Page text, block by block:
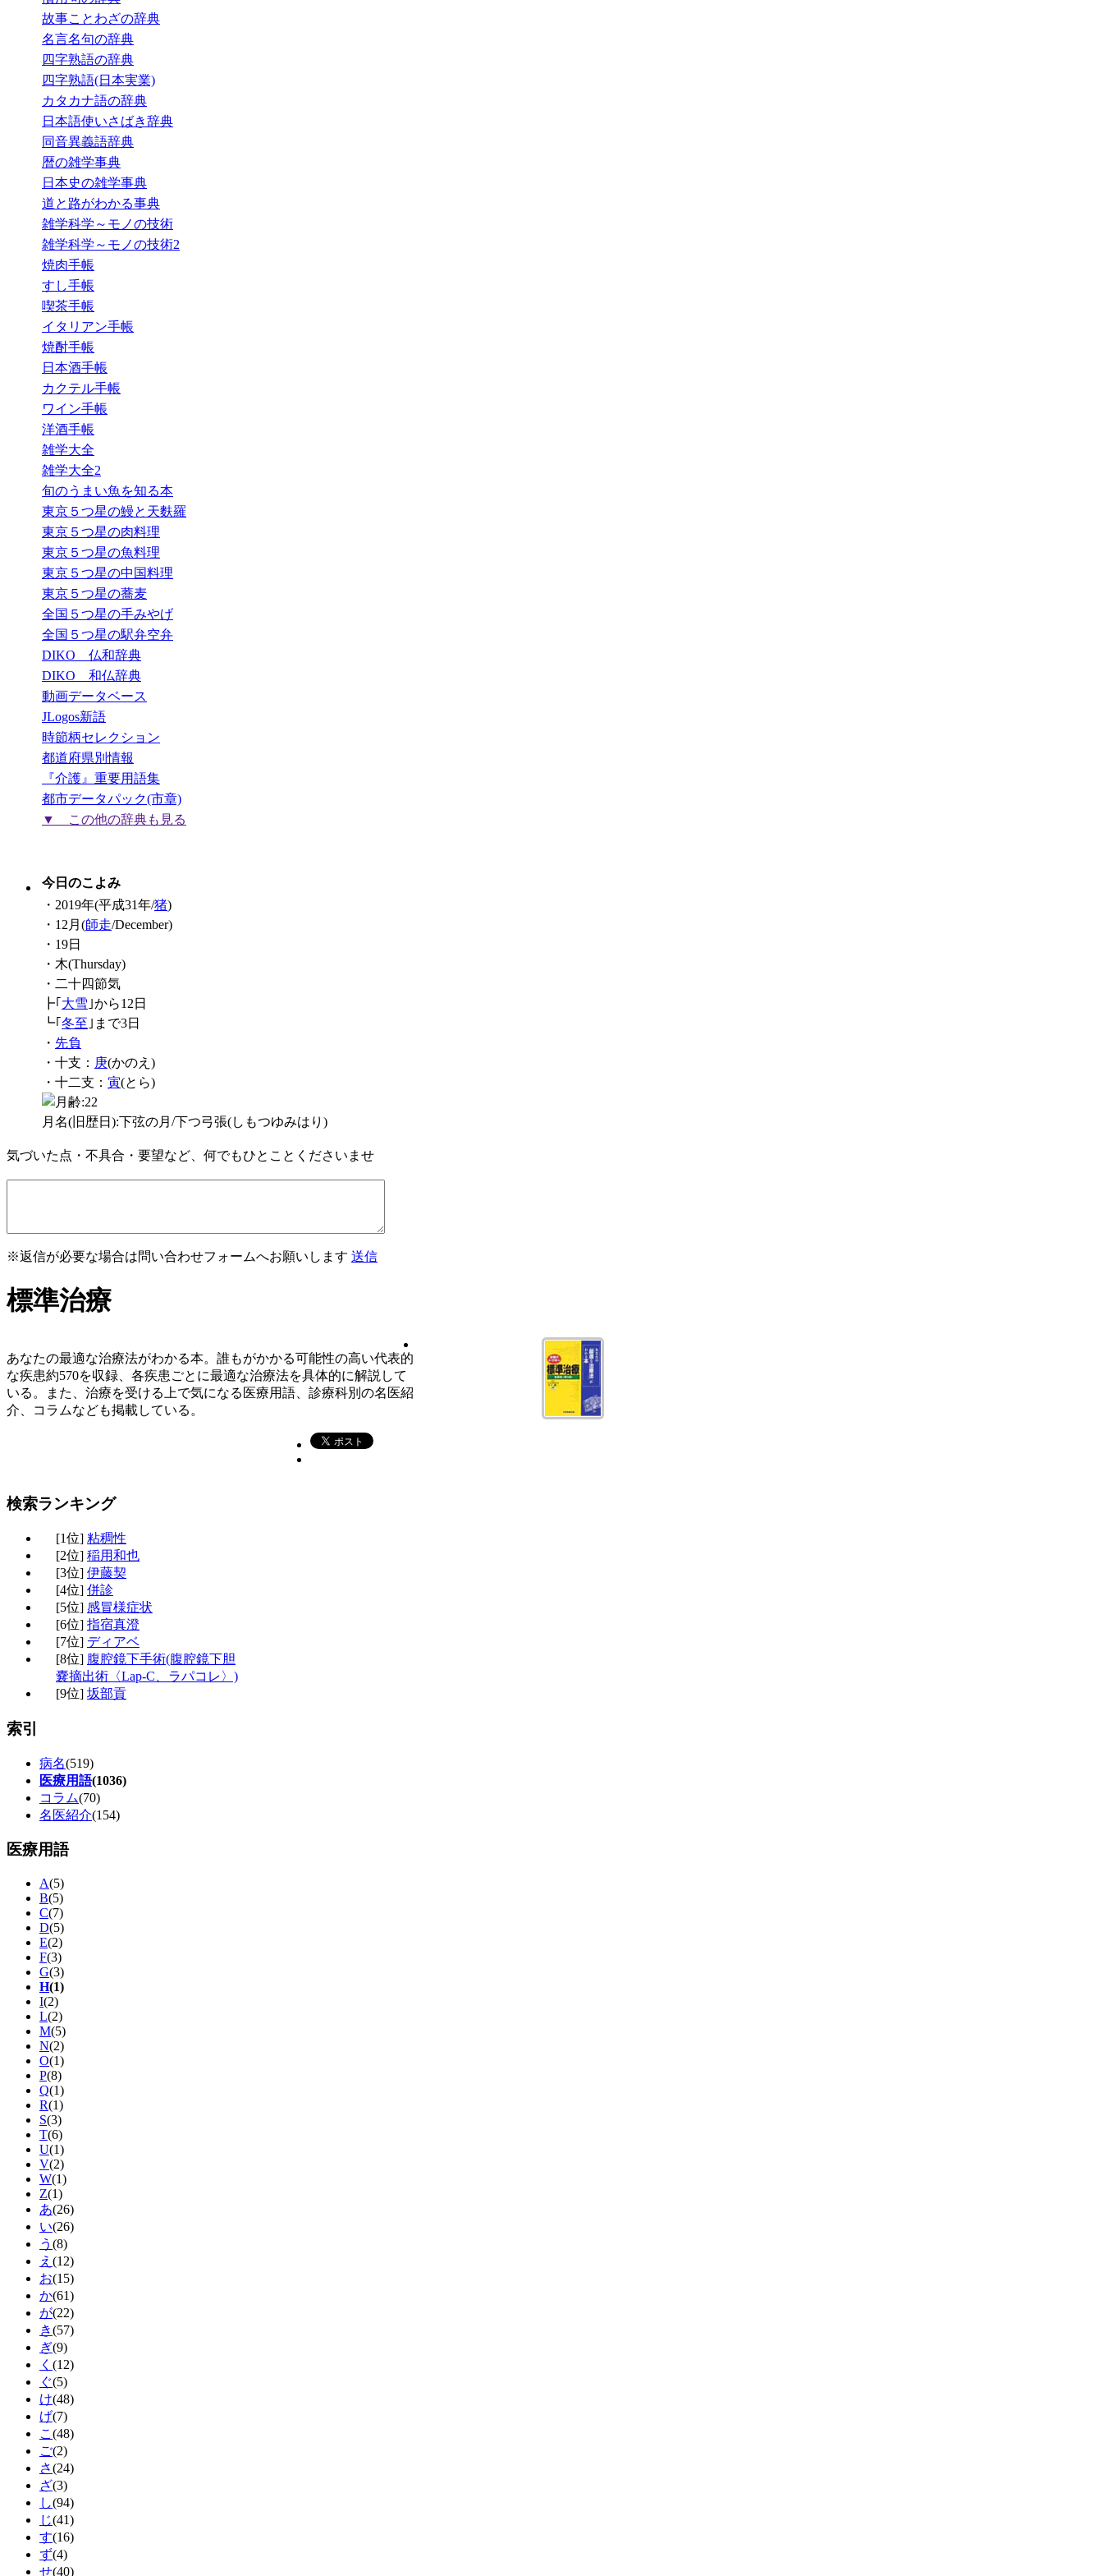
故事ことわざの辞典
名言名句の辞典
四字熟語の辞典
四字熟語(日本実業)
カタカナ語の辞典
日本語使いさばき辞典
同音異義語辞典
暦の雑学事典
日本史の雑学事典
道と路がわかる事典
雑学科学～モノの技術
雑学科学～モノの技術2
焼肉手帳
すし手帳
喫茶手帳
イタリアン手帳
焼酎手帳
日本酒手帳
カクテル手帳
ワイン手帳
洋酒手帳
雑学大全
雑学大全2
旬のうまい魚を知る本
東京５つ星の鰻と天麩羅
東京５つ星の肉料理
東京５つ星の魚料理
東京５つ星の中国料理
東京５つ星の蕎麦
全国５つ星の手みやげ
全国５つ星の駅弁空弁
DIKO 仏和辞典
DIKO 和仏辞典
動画データベース
JLogos新語
時節柄セレクション
都道府県別情報
『介護』重要用語集
都市データパック(市章)
▼ この他の辞典も見る
今日のこよみ
・2019年(平成31年/猪)
・12月(師走/December)
・19日
・木(Thursday)
・二十四節気
┣｢ 大雪 ｣から12日
┗｢ 冬至 ｣まで3日
・ 先負
・十支： 庚(かのえ)
・十二支： 寅(とら)
月名(旧歴日):下弦の月/下つ弓張(しもつゆみはり)
気づいた点・不具合・要望など、何でもひとことくださいませ
※返信が必要な場合は問い合わせフォームへお願いします 送信
標準治療
あなたの最適な治療法がわかる本。誰もがかかる可能性の高い代表的
な疾患約570を収録、各疾患ごとに最適な治療法を具体的に解説して
いる。また、治療を受ける上で気になる医療用語、診療科別の名医紹
介、コラムなども掲載している。
検索ランキング
[1位] 粘稠性
[2位] 稲用和也
[3位] 伊藤契
[4位] 併診
[5位] 感冒様症状
[6位] 指宿真澄
[7位] ディアベ
[8位] 腹腔鏡下手術(腹腔鏡下胆
嚢摘出術〈Lap-C、ラパコレ〉)
[9位] 坂部貢
索引
病名(519)
医療用語(1036)
コラム(70)
名医紹介(154)
医療用語
A(5)
B(5)
C(7)
D(5)
E(2)
F(3)
G(3)
H(1)
I(2)
L(2)
M(5)
N(2)
O(1)
P(8)
Q(1)
R(1)
S(3)
T(6)
U(1)
V(2)
W(1)
Z(1)
あ(26)
い(26)
う (8)
え (12)
お(15)
か(61)
が(22)
き(57)
ぎ(9)
く (12)
ぐ(5)
け(48)
げ(7)
こ (48)
ご(2)
さ(24)
ざ(3)
し(94)
じ(41)
す(16)
ず(4)
せ(40)